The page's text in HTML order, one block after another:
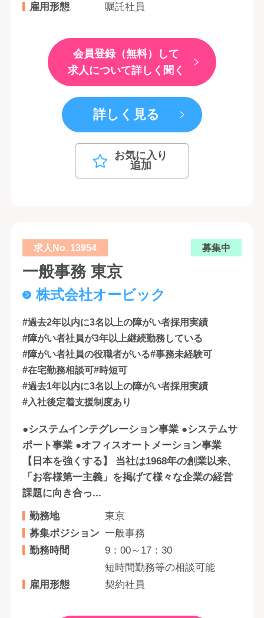
雇用形態
嘱託社員
会員登録（無料）して
求人について詳しく聞く
詳しく見る
お気に入り
追加
求人No. 13954 募集中
一般事務 東京
株式会社オービック
#過去2年以内に3名以上の障がい者採用実績
#障がい者社員が3年以上継続勤務している
#障がい者社員の役職者がいる#事務未経験可
#在宅勤務相談可#時短可
#過去1年以内に3名以上の障がい者採用実績
#入社後定着支援制度あり
●システムインテグレーション事業 ●システムサ
ポート事業 ●オフィスオートメーション事業
【日本を強くする】 当社は1968年の創業以来、
「お客様第一主義」を掲げて様々な企業の経営
課題に向き合っ...
勤務地
東京
募集ポジション 一般事務
勤務時間
9：00～17：30
短時間勤務等の相談可能
雇用形態
契約社員